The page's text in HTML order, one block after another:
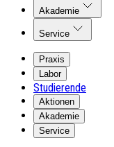
Akademie
Service
Praxis
Labor
Studierende
Aktionen
Akademie
Service